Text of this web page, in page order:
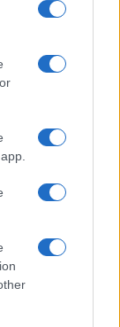
el primer
vio cómo su
la Fórmula
un respiro en
más
que en